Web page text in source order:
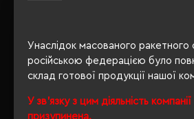
Унаслідок масованого ракетного
російською федерацією було
склад готової продукції нашої
У зв'язку з цим діяльність
призупинена.
Щільність 190 г/м²
Розпакування